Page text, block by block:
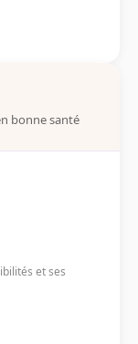
bonne santé
et ses